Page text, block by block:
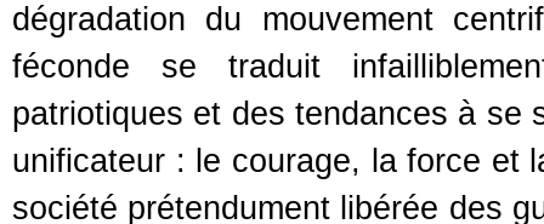
dégradation du mouvement
féconde se traduit
patriotiques et des tendances à se
unificateur : le courage, la force et
société prétendument libérée des